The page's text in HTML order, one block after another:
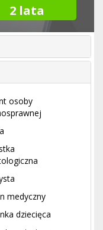
2 lata
osoby
medyczny
dziecięca